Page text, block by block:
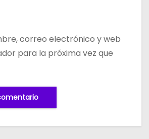
correo electrónico y web
para la próxima vez que